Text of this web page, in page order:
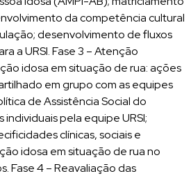
da competência cultural
desenvolvimento de fluxos
a URSI. Fase 3 – Atenção
idosa em situação de rua: ações
em grupo com as equipes
de Assistência Social do
pela equipe URSI;
clínicas, sociais e
idosa em situação de rua no
Fase 4 – Reavaliação das